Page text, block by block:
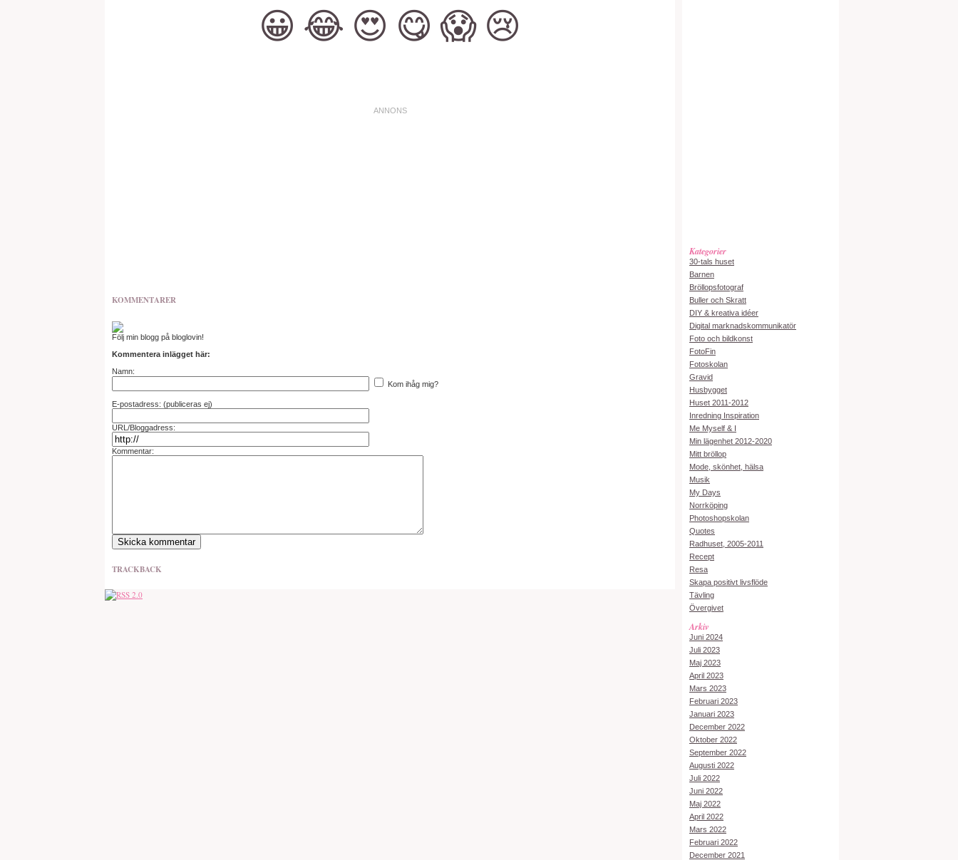
😀 😂 😍 😋 😱 😢
KOMMENTARER
Följ min blogg på bloglovin!
Kommentera inlägget här:
Namn:
Kom ihåg mig?
E-postadress: (publiceras ej)
URL/Bloggadress:
Kommentar:
TRACKBACK
Kategorier
30-tals huset
Barnen
Bröllopsfotograf
Buller och Skratt
DIY & kreativa idéer
Digital marknadskommunikatör
Foto och bildkonst
FotoFin
Fotoskolan
Gravid
Husbygget
Huset 2011-2012
Inredning Inspiration
Me Myself & I
Min lägenhet 2012-2020
Mitt bröllop
Mode, skönhet, hälsa
Musik
My Days
Norrköping
Photoshopskolan
Quotes
Radhuset, 2005-2011
Recept
Resa
Skapa positivt livsflöde
Tävling
Övergivet
Arkiv
Juni 2024
Juli 2023
Maj 2023
April 2023
Mars 2023
Februari 2023
Januari 2023
December 2022
Oktober 2022
September 2022
Augusti 2022
Juli 2022
Juni 2022
Maj 2022
April 2022
Mars 2022
Februari 2022
December 2021